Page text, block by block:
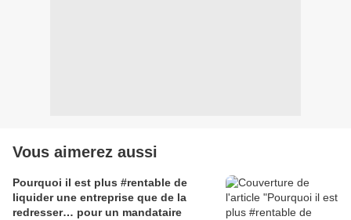
Vous aimerez aussi
Pourquoi il est plus #rentable de
liquider une entreprise que de la
redresser… pour un mandataire